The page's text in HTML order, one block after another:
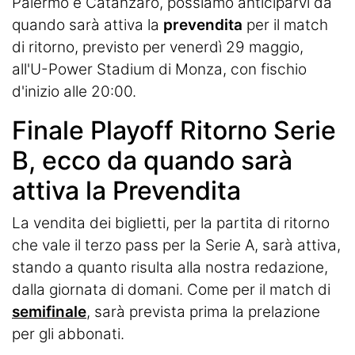
quando sarà attiva la prevendita per il match
di ritorno, previsto per venerdì 29 maggio,
all'U-Power Stadium di Monza, con fischio
d'inizio alle 20:00.
Finale Playoff Ritorno Serie
B, ecco da quando sarà
attiva la Prevendita
La vendita dei biglietti, per la partita di ritorno
che vale il terzo pass per la Serie A, sarà attiva,
stando a quanto risulta alla nostra redazione,
dalla giornata di domani. Come per il match di
semifinale, sarà prevista prima la prelazione
per gli abbonati.